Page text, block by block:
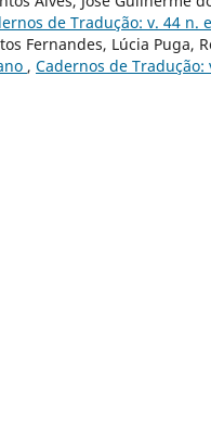
de Tradução: v. 44 n.
Fernandes, Lúcia Puga,
, Cadernos de